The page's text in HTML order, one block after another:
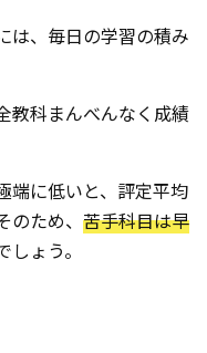
は、毎日の学習の積み
教科まんべんなく成績
端に低いと、評定平均
ため、 苦手科目は早
しょう。